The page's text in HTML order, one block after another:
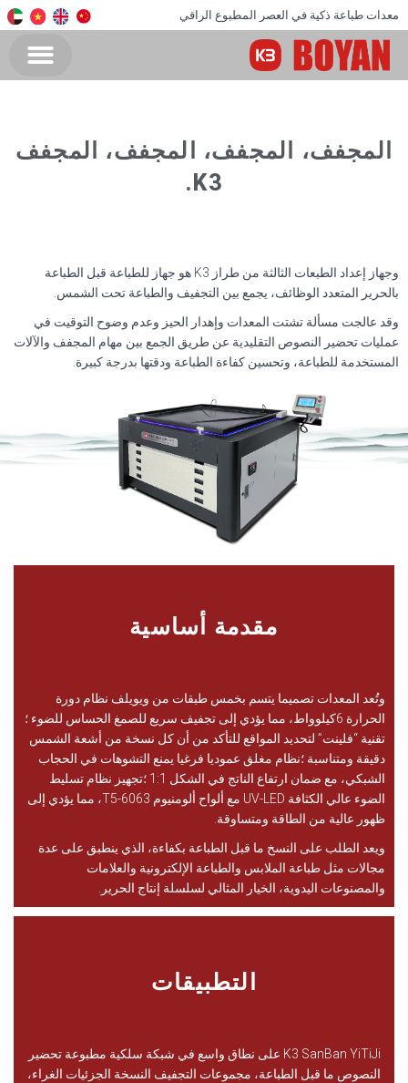
معدات طباعة ذكية في العصر المطبوع الراقي
المجفف، المجفف، المجفف، المجفف
K3.
وجهاز إعداد الطبعات الثالثة من طراز K3 هو جهاز للطباعة قبل الطباعة
بالحرير المتعدد الوظائف، يجمع بين التجفيف والطباعة تحت الشمس.
وقد عالجت مسألة تشتت المعدات وإهدار الحيز وعدم وضوح التوقيت في
عمليات تحضير النصوص التقليدية عن طريق الجمع بين مهام المجفف والآلات
المستخدمة للطباعة، وتحسين كفاءة الطباعة ودقتها بدرجة كبيرة.
مقدمة أساسية
وتُعد المعدات تصميما يتسم بخمس طبقات من ويويلف نظام دورة
الحرارة 6كيلوواط، مما يؤدي إلى تجفيف سريع للصمغ الحساس للضوء ؛
تقنية “فلينت” لتحديد المواقع للتأكد من أن كل نسخة من أشعة الشمس
دقيقة ومتناسبة ؛نظام مغلق عموديا فرغيا يمنع التشوهات في الحجاب
الشبكي، مع ضمان ارتفاع الناتج في الشكل 1:1 ؛تجهيز نظام تسليط
الضوء عالي الكثافة UV-LED مع ألواح ألومنيوم 6063-T5، مما يؤدي إلى
ظهور عالية من الطاقة ومتساوقة.
ويعد الطلب على النسخ ما قبل الطباعة بكفاءة، الذي ينطبق على عدة
مجالات مثل طباعة الملابس والطباعة الإلكترونية والعلامات
والمصنوعات اليدوية، الخيار المثالي لسلسلة إنتاج الحرير.
التطبيقات
K3 SanBan YiTiJi على نطاق واسع في شبكة سلكية مطبوعة تحضير
النصوص ما قبل الطباعة، مجموعات التجفيف النسخة الجزئيات الغراء،